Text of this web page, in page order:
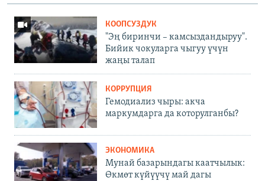
КООПСУЗДУК
"Эң биринчи – камсыздандыруу".
Бийик чокуларга чыгуу үчүн
жаңы талап
КОРРУПЦИЯ
Гемодиализ чыры: акча
маркумдарга да которулганбы?
ЭКОНОМИКА
Мунай базарындагы каатчылык:
Өкмөт күйүүчү май дагы